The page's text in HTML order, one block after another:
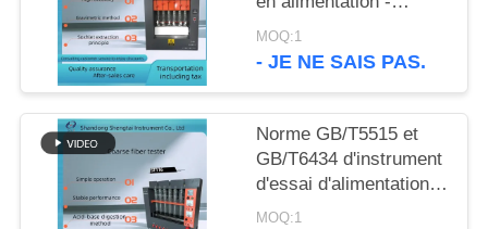
plaque de chauffage
électrique avec la
MOQ:1
- JE NE SAIS PAS.
Norme GB/T5515 et
GB/T6434 d'instrument
d'essai d'alimentation
d'appareil de contrôle
MOQ:1